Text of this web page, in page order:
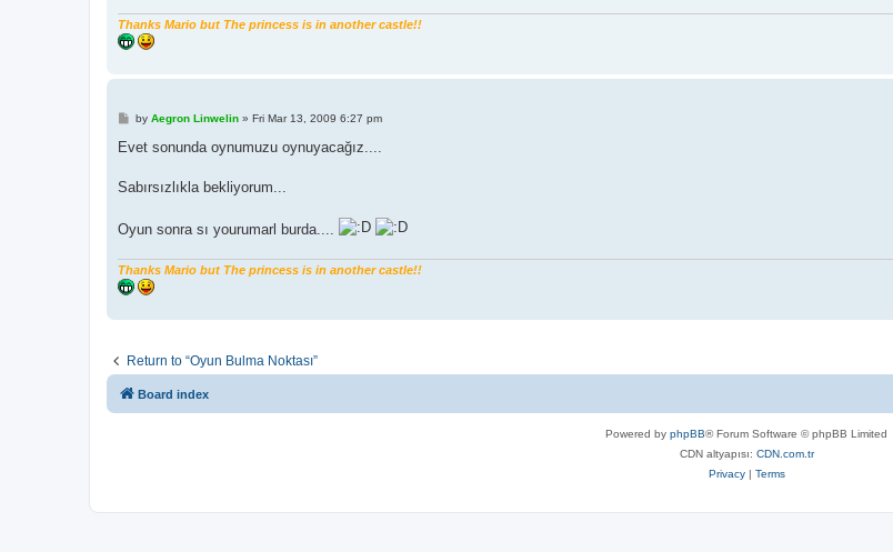
Thanks Mario but The princess is in another castle!!
P
s
by Aegron Linwelin» Fri Mar 13, 2009 6:27 pm
Evet sonunda oynumuzu oynuyacağız....
Sabırsızlıkla bekliyorum...
Oyun sonra sı yourumarl burda....
Thanks Mario but The princess is in another castle!!
Return to “Oyun Bulma Noktası”
Board index
Powered by phpBB® Forum Software © phpBB Limited
CDN altyapısı: CDN.com.tr
Privacy| Terms